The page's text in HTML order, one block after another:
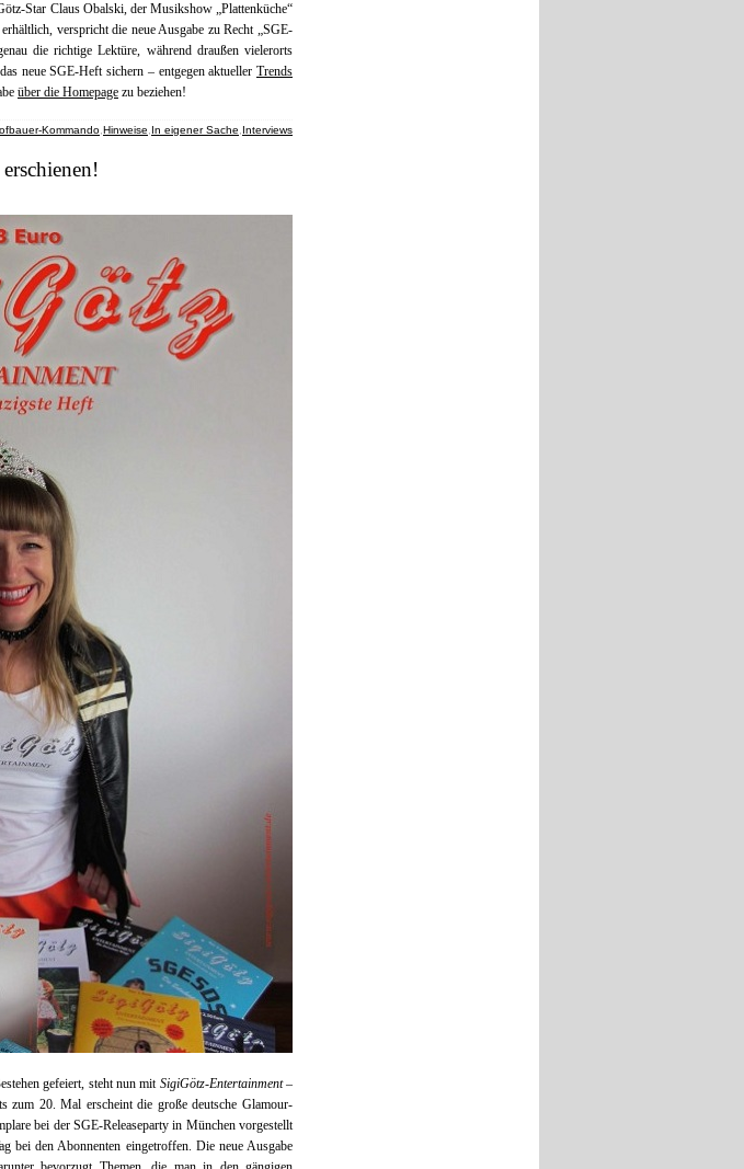
Star Claus Obalski, der Musikshow „Plattenküche“
verspricht die neue Ausgabe zu Recht „SGE-
die richtige Lektüre, während draußen vielerorts
neue SGE-Heft sichern – entgegen aktueller Trends
über die Homepage zu beziehen!
Kommando Hinweise In eigener Sache Interviews
gefeiert, steht nun mit SigiGötz-Entertainment –
zum 20. Mal erscheint die große deutsche Glamour-
bei der SGE-Releaseparty in München vorgestellt
bei den Abonnenten eingetroffen. Die neue Ausgabe